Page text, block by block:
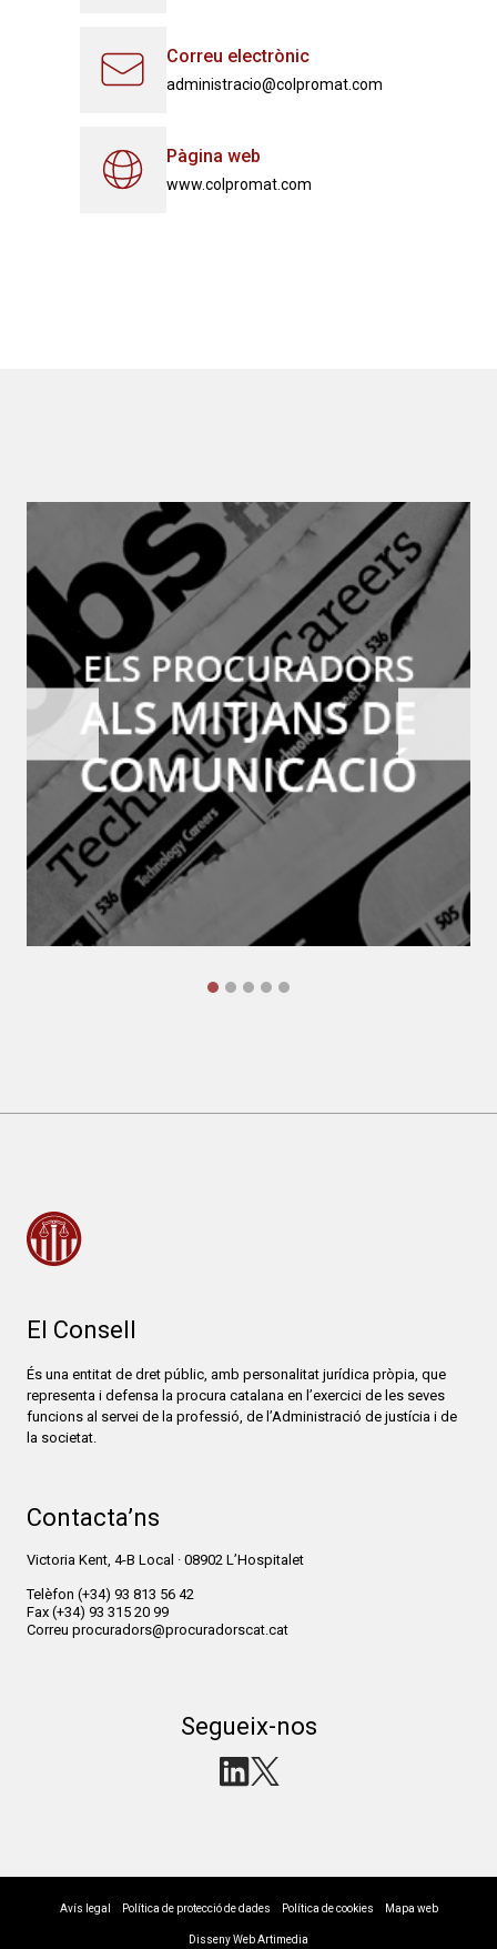
Correu electrònic
administracio@colpromat.com
Pàgina web
www.colpromat.com
El Consell
És una entitat de dret públic, amb personalitat jurídica pròpia, que
representa i defensa la procura catalana en l’exercici de les seves
funcions al servei de la professió, de l’Administració de justícia i de
la societat.
Contacta’ns
Victoria Kent, 4-B Local · 08902 L’Hospitalet
Telèfon (+34) 93 813 56 42
Fax (+34) 93 315 20 99
Correu procuradors@procuradorscat.cat
Segueix-nos
Avís legal Política de protecció de dades Política de cookies Mapa web
Disseny Web Artimedia